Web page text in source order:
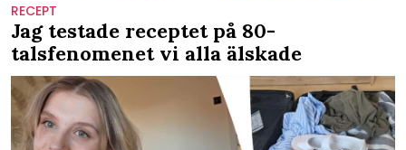
RECEPT
Jag testade receptet på 80-
talsfenomenet vi alla älskade